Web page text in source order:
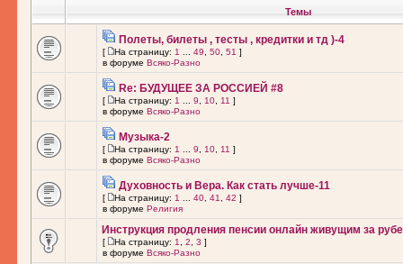
Темы
Полеты, билеты , тесты , кредитки и тд )-4
[ На страницу: 1 49 50 51 ]
в форуме Всяко-Разно
Re: БУДУЩЕЕ ЗА РОССИЕЙ #8
[ На страницу: 1 9 10 11 ]
в форуме Всяко-Разно
Музыка-2
[ На страницу: 1 9 10 11 ]
в форуме Всяко-Разно
Духовность и Вера. Как стать лучше-11
[ На страницу: 1 40 41 42 ]
в форуме Религия
Инструкция продления пенсии онлайн живущим за
[ На страницу: 1 2 3 ]
в форуме Всяко-Разно